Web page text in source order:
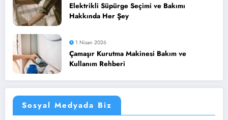
Elektrikli Süpürge Seçimi ve Bakımı
Hakkında Her Şey
1 Nisan 2026
Çamaşır Kurutma Makinesi Bakım ve
Kullanım Rehberi
Sosyal Medyada Biz